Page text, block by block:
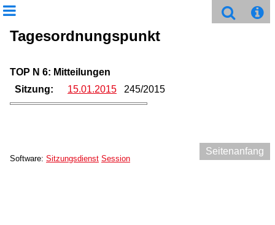
Tagesordnungspunkt
TOP N 6: Mitteilungen
Sitzung:
15.01.2015 245/2015
Seitenanfang
Software: Sitzungsdienst Session